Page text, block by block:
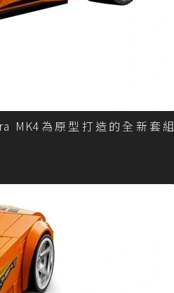
MK4為原型打造的全新套組